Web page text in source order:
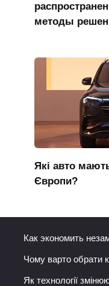
методы
Які авто
Європи?
Как экономить
Чому варто обрати
Як технології